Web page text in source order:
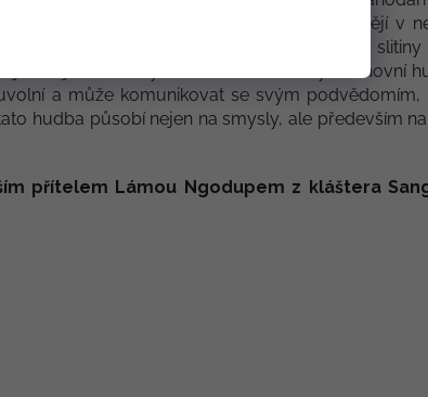
celého organismu. Tibetské mísy se vyrábějí v
desítek kilogramů. Jsou vyrobené ze
motivy. Hra na tento úžasný duchovní
a může komunikovat se svým podvědomím,
hudba působí nejen na smysly, ale především
přítelem Lámou Ngodupem z kláštera